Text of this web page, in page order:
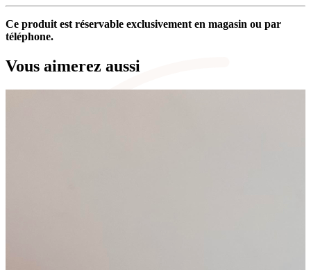
Ce produit est réservable exclusivement en magasin ou par
téléphone.
Vous aimerez aussi